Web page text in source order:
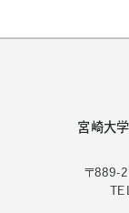
宮崎大
〒889-